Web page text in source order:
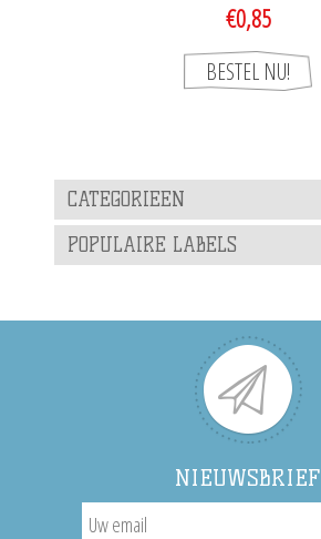
€0,85
CATEGORIEEN
POPULAIRE LABELS
NIEUWSBRIEF